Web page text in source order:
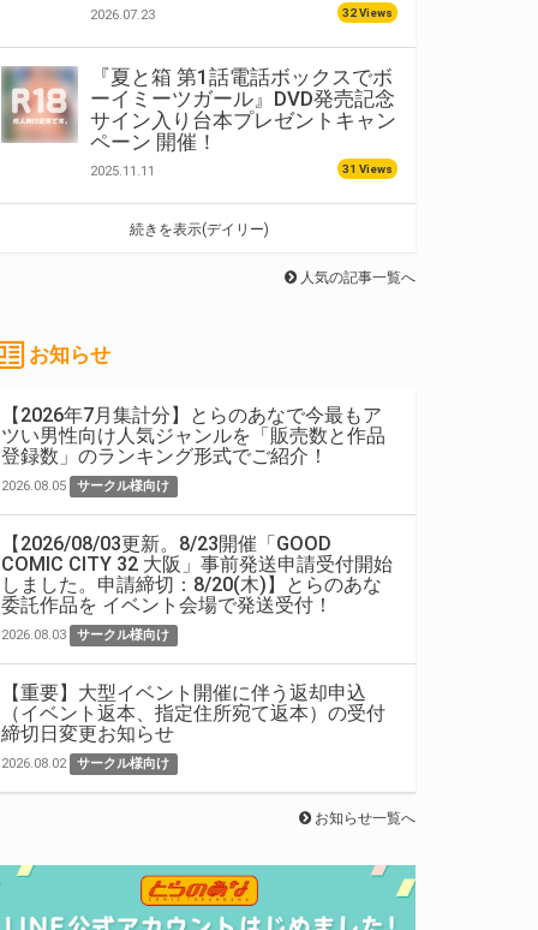
2026.07.23 32 Views
『夏と箱 第1話電話ボックスでボ
ーイミーツガール』DVD発売記念
サイン入り台本プレゼントキャン
ペーン 開催！
2025.11.11 31 Views
続きを表示(デイリー)
人気の記事一覧へ
お知らせ
【2026年7月集計分】とらのあなで今最もア
ツい男性向け人気ジャンルを「販売数と作品
登録数」のランキング形式でご紹介！
2026.08.05 サークル様向け
【2026/08/03更新。8/23開催「GOOD
COMIC CITY 32 大阪」事前発送申請受付開始
しました。申請締切：8/20(木)】とらのあな
委託作品を イベント会場で発送受付！
2026.08.03 サークル様向け
【重要】大型イベント開催に伴う返却申込
（イベント返本、指定住所宛て返本）の受付
締切日変更お知らせ
2026.08.02 サークル様向け
お知らせ一覧へ